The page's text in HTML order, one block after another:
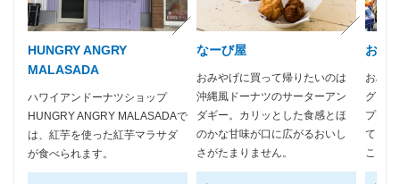
HUNGRY ANGRY
MALASADA
ハワイアンドーナツショップ
HUNGRY ANGRY MALASADAで
は、紅芋を使った紅芋マラサダ
が食べられます。
なーび屋
おみやげに買って帰りたいのは
沖縄風ドーナツのサーターアン
ダギー。カリッとした食感とほ
のかな甘味が口に広がるおいし
さがたまりません。
おみ
おみ
グッ
プな
ている
こと